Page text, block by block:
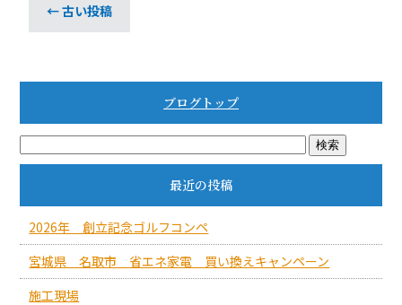
←古い投稿
ブログトップ
最近の投稿
2026年 創立記念ゴルフコンペ
宮城県 名取市 省エネ家電 買い換えキャンペーン
施工現場